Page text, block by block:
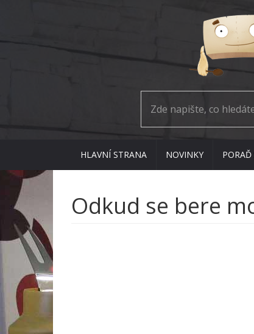
HLAVNÍ STRANA NOVINKY PORAĎ
Odkud se bere